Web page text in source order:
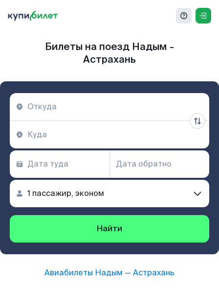
Билеты на поезд Надым -
Астрахань
Найти
Авиабилеты Надым — Астрахань